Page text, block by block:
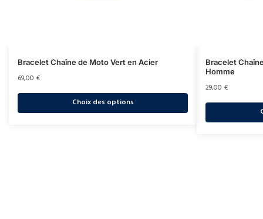
Bracelet Chaîne de Moto Vert en Acier
69,00 €
Choix des options
Bracelet
Homme
29,00 €